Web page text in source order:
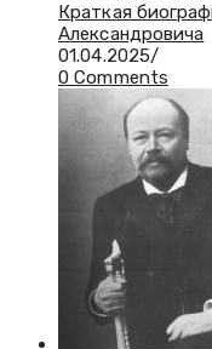
Краткая
Александровича
01.04.2025/
0 Comments